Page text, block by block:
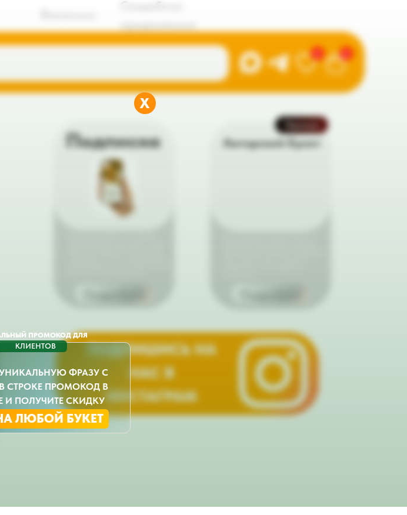
0
предложение
ПОДПИШИСЬ НА
НАС В
ИНСТАГРАМ
Авторский букет
Подписка
ПРОМОКОД ДЛЯ
УНИКАЛЬНУЮ ФРАЗУ С
СТРОКЕ ПРОМОКОД В
И ПОЛУЧИТЕ СКИДКУ
ЛЮБОЙ БУКЕТ
КЛИЕНТОВ
X